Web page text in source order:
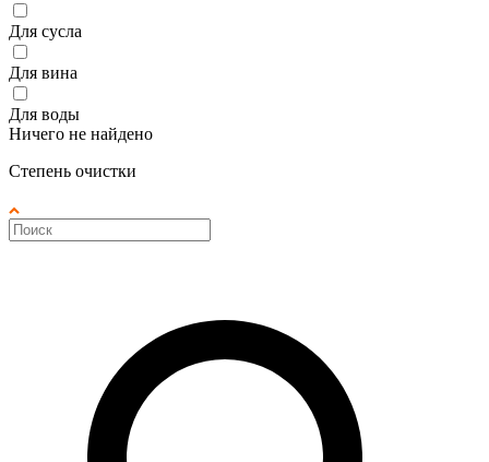
Для сусла
Для вина
Для воды
Ничего не найдено
Степень очистки